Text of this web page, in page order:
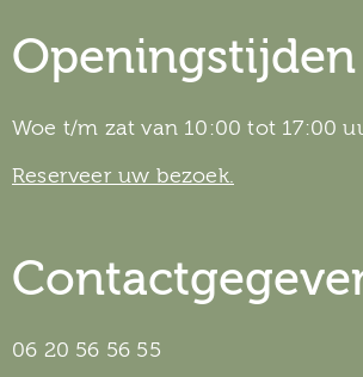
Openingstijden
Woe t/m zat van 10:00 tot 17:00
Reserveer uw bezoek.
06 20 56 56 55